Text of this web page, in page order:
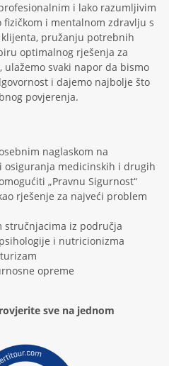
i lako razumljivim
i mentalnom zdravlju s
pružanju potrebnih
optimalnog rješenja za
svaki napor da bismo
i dajemo najbolje što
povjerenja.
naglaskom na
osiguranja medicinskih i drugih
„Pravnu Sigurnost“
rješenje za najveći problem
stručnjacima iz područja
i nutricionizma
opreme
sve na jednom